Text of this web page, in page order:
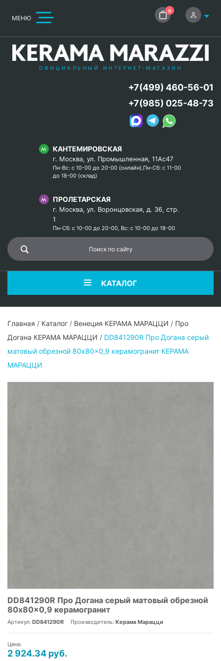
МЕНЮ
0
ОФИЦИАЛЬНЫЙ ИНТЕРНЕТ-МАГАЗИН
КАНТЕМИРОВСКАЯ
г. Москва, ул. Промышленная, 11Ас47
Пн-Вс: с 10-00 до 20-00 (онлайн),Пн-Сб: с 11-00
до 18-00 (склад)
ПРОЛЕТАРСКАЯ
г. Москва, ул. Воронцовская, д. 36, стр.
1
Пн-Сб: с 10-00 до 20-00, Вс: с 10-00 до 18-00
+7(499) 460-56-01
+7(985) 025-48-73
КАТАЛОГ
Главная / Каталог / Венеция КЕРАМА МАРАЦЦИ / Про
Догана КЕРАМА МАРАЦЦИ / DD841290R Про Догана серый
матовый обрезной 80x80x0,9 керамогранит КЕРАМА
МАРАЦЦИ
DD841290R Про Догана серый матовый обрезной
80x80x0,9 керамогранит
Артикул: DD841290R Производитель: Керама Марацци
Цена:
2 924.34 руб.